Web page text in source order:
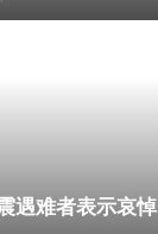
遇难者表示哀悼